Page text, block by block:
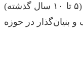
مرتبط باشند. تمرکز بر مطالعات اخیر (۵ تا ۱۰ سال گذشته)
و بنیان‌گذار در حوزه